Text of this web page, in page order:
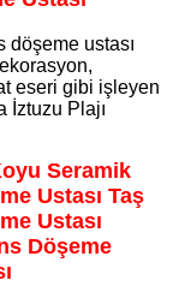
döşeme ustası
eseri gibi işleyen
İztuzu Plajı
Seramik
Ustası Taş
Ustası
Döşeme